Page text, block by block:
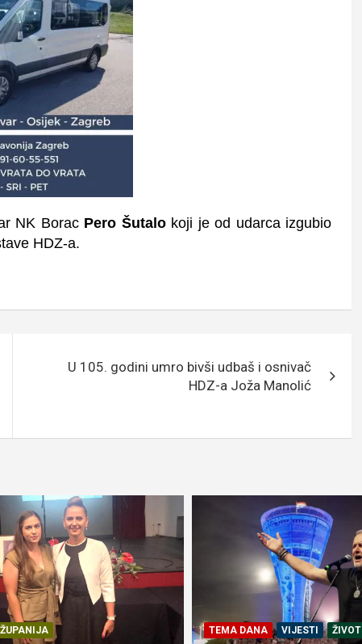
NK Borac Pero Šutalokoji je od udarca izgubio
HDZ-a.
U 105. godini umro bivši udbaš i osnivač
HDZ-a Joža Manolić
ŽUPANIJA TEMA DANA VIJESTI ŽIVOT